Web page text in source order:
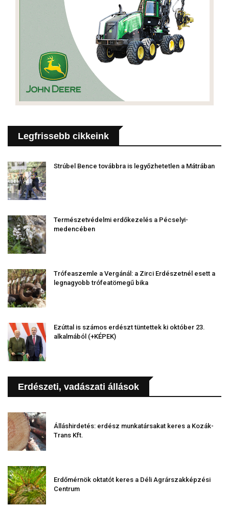
Legfrissebb cikkeink
Strúbel Bence továbbra is legyőzhetetlen a Mátrában
Természetvédelmi erdőkezelés a Pécselyi-
medencében
Trófeaszemle a Vergánál: a Zirci Erdészetnél esett a
legnagyobb trófeatömegű bika
Ezúttal is számos erdészt tüntettek ki október 23.
alkalmából (+KÉPEK)
Erdészeti, vadászati állások
Álláshirdetés: erdész munkatársakat keres a Kozák-
Trans Kft.
Erdőmérnök oktatót keres a Déli Agrárszakképzési
Centrum